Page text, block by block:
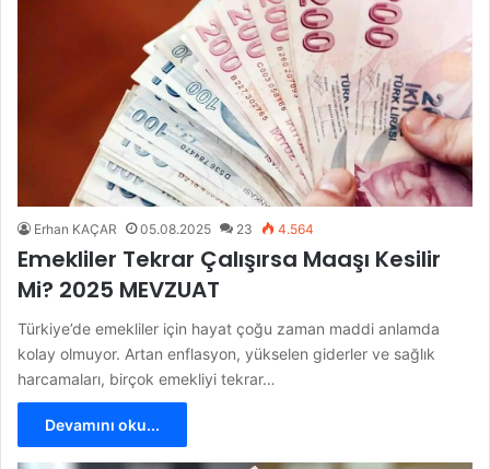
Erhan KAÇAR 05.08.2025 23 4.564
Emekliler Tekrar Çalışırsa Maaşı Kesilir
Mi? 2025 MEVZUAT
Türkiye’de emekliler için hayat çoğu zaman maddi anlamda
kolay olmuyor. Artan enflasyon, yükselen giderler ve sağlık
harcamaları, birçok emekliyi tekrar…
Devamını oku...